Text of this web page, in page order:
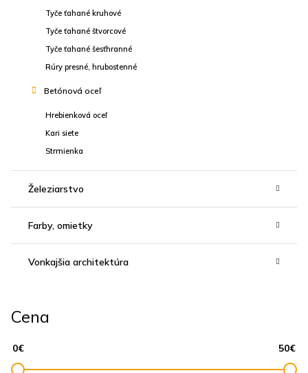
Tyče ťahané kruhové
Tyče ťahané štvorcové
Tyče ťahané šesťhranné
Rúry presné, hrubostenné
Betónová oceľ
Hrebienková oceľ
Kari siete
Strmienka
Železiarstvo
Farby, omietky
Vonkajšia architektúra
Cena